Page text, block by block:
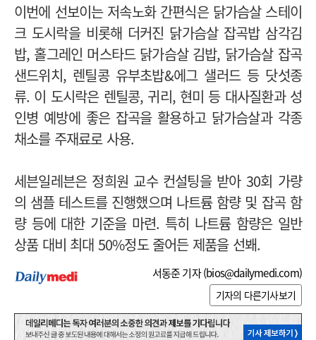
이번에 선보이는 저속노화 간편식은 닭가슴살 스테이
크 도시락을 비롯해 더커진 닭가슴살 잡곡밥 삼각김
밥, 홀그레인 머스타드 닭가슴살 김밥, 닭가슴살 잡곡
샌드위치, 렌틸콩 유부초밥&에그 샐러드 등 닷섯종
류. 이 도시락은 렌틸콩, 귀리, 현미 등 대사질환과 성
인병 예방에 좋은 잡곡을 활용하고 닭가슴살과 각종
채소를 주재료로 사용.
세븐일레븐은 정희원 교수 컨설팅을 받아 30회 가량
의 샘플 테스트를 진행했으며 나트륨 함량 및 잡곡 함
량 등에 대한 기준을 마련. 특히 나트륨 함량은 일반
상품 대비 최대 50%정도 줄어든 제품을 선봬.
서동준 기자 (bios@dailymedi.com)
기자의 다른기사보기